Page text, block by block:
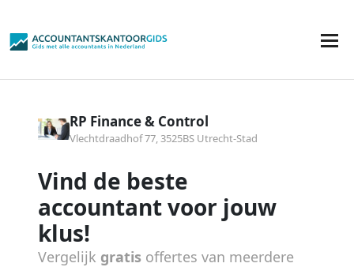
RP Finance & Control
Vlechtdraadhof 77, 3525BS Utrecht-Stad
Vind de beste
accountant voor jouw
klus!
Vergelijk gratis offertes van meerdere